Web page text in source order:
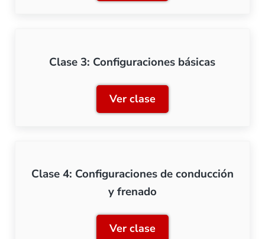
Clase 3: Configuraciones básicas
Ver claseClase 3: Configuraciones
Clase 4: Configuraciones de conducción
y frenado
Ver claseClase 4: Configuraciones